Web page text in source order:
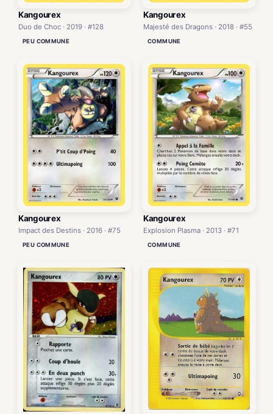
Kangourex
Duo de Choc · 2019 · #128
PEU COMMUNE
Kangourex
Majesté des Dragons · 2018 · #55
COMMUNE
Kangourex
Impact des Destins · 2016 · #75
PEU COMMUNE
Kangourex
Explosion Plasma · 2013 · #71
COMMUNE